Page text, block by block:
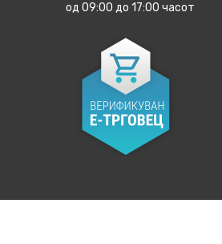
од 09:00 до 17:00 часот